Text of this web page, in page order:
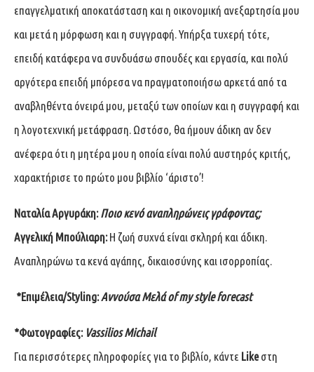
επαγγελματική αποκατάσταση και η οικονομική ανεξαρτησία μου
και μετά η μόρφωση και η συγγραφή. Υπήρξα τυχερή τότε,
επειδή κατάφερα να συνδυάσω σπουδές και εργασία, και πολύ
αργότερα επειδή μπόρεσα να πραγματοποιήσω αρκετά από τα
αναβληθέντα όνειρά μου, μεταξύ των οποίων και η συγγραφή και
η λογοτεχνική μετάφραση. Ωστόσο, θα ήμουν άδικη αν δεν
ανέφερα ότι η μητέρα μου η οποία είναι πολύ αυστηρός κριτής,
χαρακτήρισε το πρώτο μου βιβλίο ‘άριστο’!
Ναταλία Αργυράκη:Ποιο κενό αναπληρώνεις γράφοντας;
Αγγελική Μπούλιαρη:Η ζωή συχνά είναι σκληρή και άδικη.
Αναπληρώνω τα κενά αγάπης, δικαιοσύνης και ισορροπίας.
*Επιμέλεια/Styling:Αννούσα Μελά ofmy style forecast
*Φωτογραφίες: Vassilios Michail
Για περισσότερες πληροφορίες για το βιβλίο, κάντε Likeστη